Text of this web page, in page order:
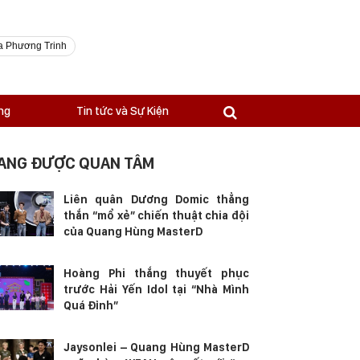
Phương Trinh
Tin tức và Sự Kiện
ĐƯỢC QUAN TÂM
Liên quân Dương Domic thẳng
thắn “mổ xẻ” chiến thuật chia đội
của Quang Hùng MasterD
Hoàng Phi thắng thuyết phục
trước Hải Yến Idol tại “Nhà Mình
Quá Đỉnh”
Jaysonlei – Quang Hùng MasterD